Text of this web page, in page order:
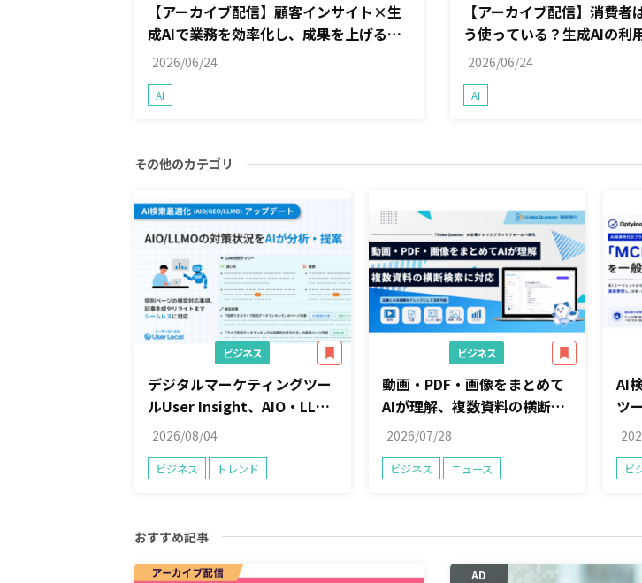
【アーカイブ配信】顧客インサイト×生
成AIで業務を効率化し、成果を上げるマ
ーケティング戦略
2026/06/24
AI
【アーカイブ配信】消費者
う使っている？生成AIの利
代の購買行動の変化予測
2026/06/24
AI
その他のカテゴリ
ビジネス
デジタルマーケティングツー
ルUser Insight、AIO・LLMO
対策状況チェックから改善策
提案までを「LLMOダッシュ
ボード」で一元管理
2026/08/04
ビジネス トレンド
ビジネス
動画・PDF・画像をまとめて
AIが理解、複数資料の横断検
索に対応
2026/07/28
ビジネス ニュース
AI
ツ
ー
ビ
おすすめ記事
AD